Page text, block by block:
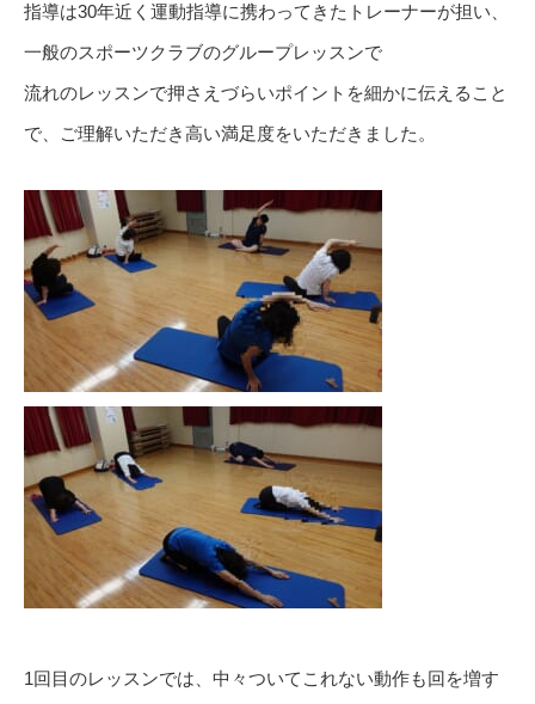
指導は30年近く運動指導に携わってきたトレーナーが担い、
一般のスポーツクラブのグループレッスンで
流れのレッスンで押さえづらいポイントを細かに伝えること
で、ご理解いただき高い満足度をいただきました。
1回目のレッスンでは、中々ついてこれない動作も回を増す